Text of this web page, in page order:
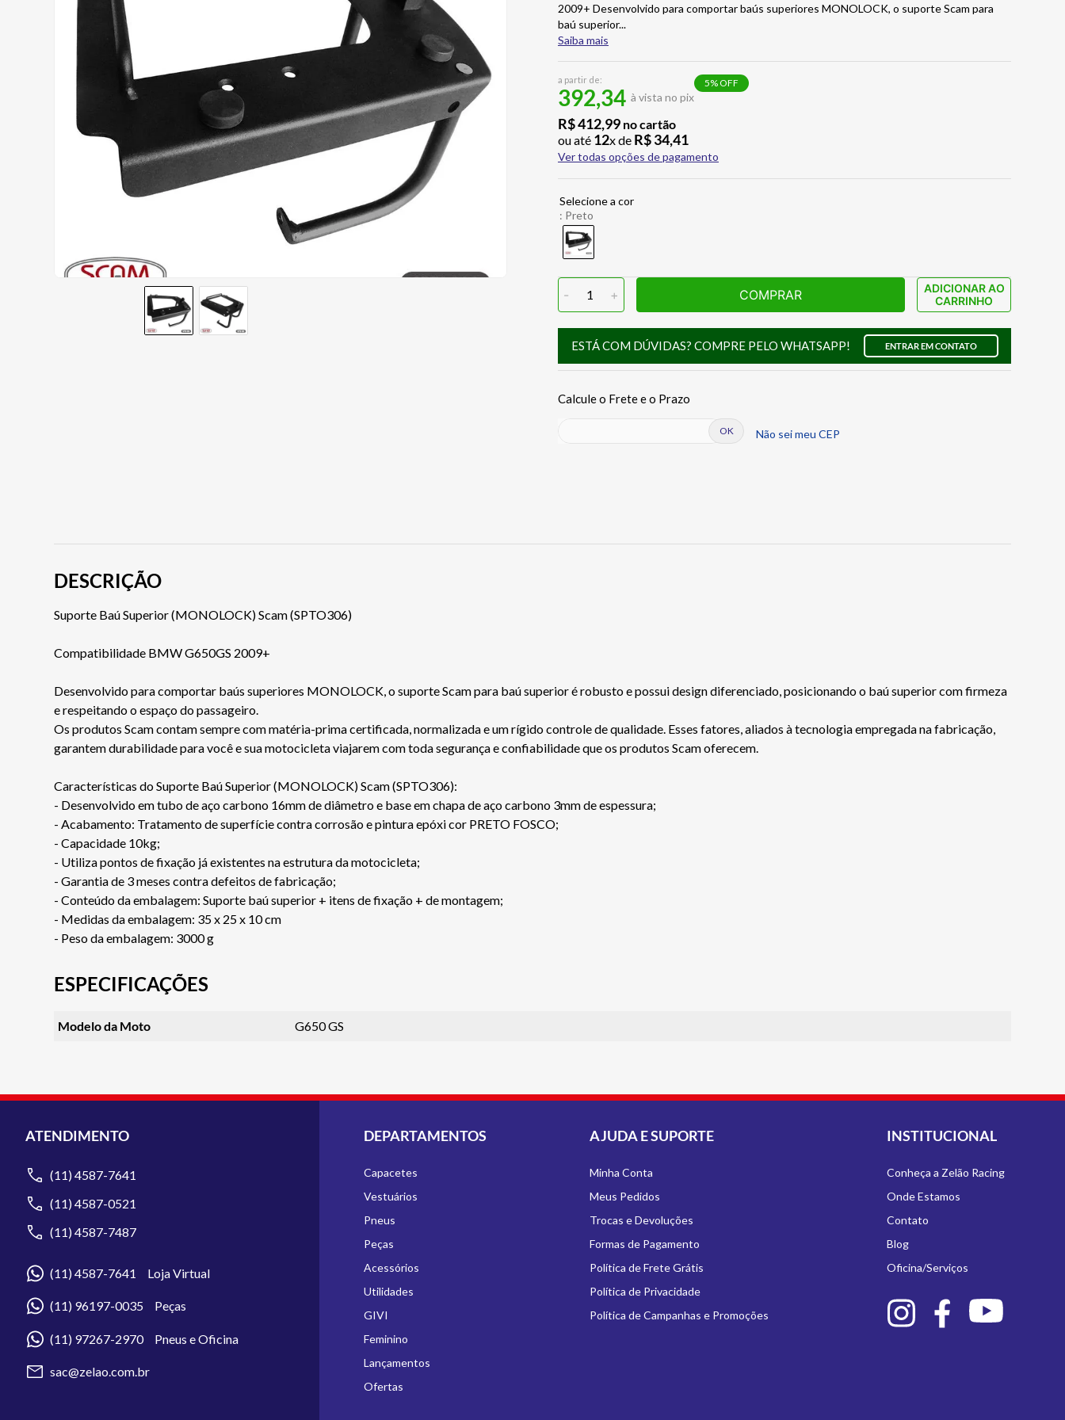
2009+ Desenvolvido para comportar baús superiores MONOLOCK, o suporte Scam para
baú superior...
Saiba mais
a partir de:
392,34 à vista no pix
5% OFF
R$412,99 no cartão
ou até 12x de R$34,41
Ver todas opções de pagamento
: Preto
- 1 + COMPRAR
ADICIONAR AO
CARRINHO
ESTÁ COM DÚVIDAS? COMPRE PELO WHATSAPP! ENTRAR EM CONTATO
Não sei meu CEP
DESCRIÇÃO
Suporte Baú Superior (MONOLOCK) Scam (SPTO306)
Compatibilidade BMW G650GS 2009+
Desenvolvido para comportar baús superiores MONOLOCK, o suporte Scam para baú superior é robusto e possui design diferenciado, posicionando o baú superior com firmeza
e respeitando o espaço do passageiro.
Os produtos Scam contam sempre com matéria-prima certificada, normalizada e um rígido controle de qualidade. Esses fatores, aliados à tecnologia empregada na fabricação,
garantem durabilidade para você e sua motocicleta viajarem com toda segurança e confiabilidade que os produtos Scam oferecem.
Características do Suporte Baú Superior (MONOLOCK) Scam (SPTO306):
- Desenvolvido em tubo de aço carbono 16mm de diâmetro e base em chapa de aço carbono 3mm de espessura;
- Acabamento: Tratamento de superfície contra corrosão e pintura epóxi cor PRETO FOSCO;
- Capacidade 10kg;
- Utiliza pontos de fixação já existentes na estrutura da motocicleta;
- Garantia de 3 meses contra defeitos de fabricação;
- Conteúdo da embalagem: Suporte baú superior + itens de fixação + de montagem;
- Medidas da embalagem: 35 x 25 x 10 cm
- Peso da embalagem: 3000 g
ESPECIFICAÇÕES
Modelo da Moto G650 GS
ATENDIMENTO
(11) 4587-7641
(11) 4587-0521
(11) 4587-7487
(11) 4587-7641 Loja Virtual
(11) 96197-0035 Peças
(11) 97267-2970 Pneus e Oficina
sac@zelao.com.br
DEPARTAMENTOS
Capacetes
Vestuários
Pneus
Peças
Acessórios
Utilidades
GIVI
Feminino
Lançamentos
Ofertas
AJUDA E SUPORTE
Minha Conta
Meus Pedidos
Trocas e Devoluções
Formas de Pagamento
Política de Frete Grátis
Política de Privacidade
Política de Campanhas e Promoções
INSTITUCIONAL
Conheça a Zelão Racing
Onde Estamos
Contato
Blog
Oficina/Serviços